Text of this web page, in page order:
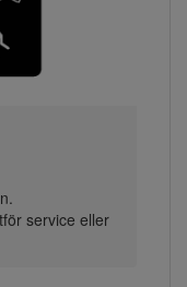
service eller